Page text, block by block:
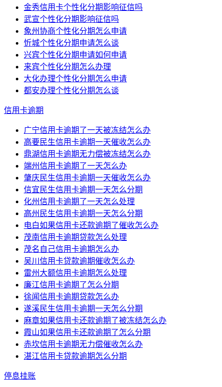
金秀信用卡个性化分期影响征信吗
武宣个性化分期影响征信吗
象州协商个性化分期怎么申请
忻城个性化分期申请怎么谈
兴宾个性化分期申请如何申请
来宾个性化分期怎么办理
大化办理个性化分期怎么申请
都安办理个性化分期怎么谈
信用卡逾期
广宁信用卡逾期了一天被冻结怎么办
高要民生信用卡逾期一天催收怎么办
鼎湖信用卡逾期无力偿被冻结怎么办
端州信用卡逾期了一天怎么办
肇庆民生信用卡逾期一天催收怎么办
信宜民生信用卡逾期一天怎么分期
化州信用卡逾期了一天怎么处理
高州民生信用卡逾期一天怎么分期
电白如果信用卡还款逾期了催收怎么办
茂南信用卡逾期贷款怎么处理
茂名自己信用卡逾期怎么办
吴川信用卡贷款逾期催收怎么办
雷州大额信用卡逾期怎么处理
廉江信用卡逾期了怎么分期
徐闻信用卡逾期贷款怎么办
遂溪民生信用卡逾期一天怎么分期
麻章如果信用卡还款逾期了被冻结怎么办
霞山如果信用卡还款逾期了怎么分期
赤坎信用卡逾期无力偿催收怎么办
湛江信用卡贷款逾期怎么分期
停息挂账